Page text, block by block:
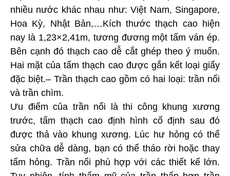
nhiều nước khác nhau như: Việt Nam, Singapore,
Hoa Kỳ, Nhật Bản,…Kích thước thạch cao hiện
nay là 1,23×2,41m, tương đương một tấm ván ép.
Bên cạnh đó thạch cao dễ cắt ghép theo ý muốn.
Hai mặt của tấm thạch cao được gắn kết loại giấy
đặc biệt.– Trần thạch cao gồm có hai loại: trần nổi
và trần chìm.
Ưu điểm của trần nổi là thi công khung xương
trước, tấm thạch cao định hình cố định sau đó
được thả vào khung xương. Lúc hư hỏng có thể
sửa chữa dễ dàng, bạn có thể tháo rời hoặc thay
tấm hỏng. Trần nổi phù hợp với các thiết kế lớn.